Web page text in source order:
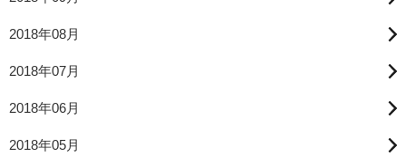
2018年08月
2018年07月
2018年06月
2018年05月